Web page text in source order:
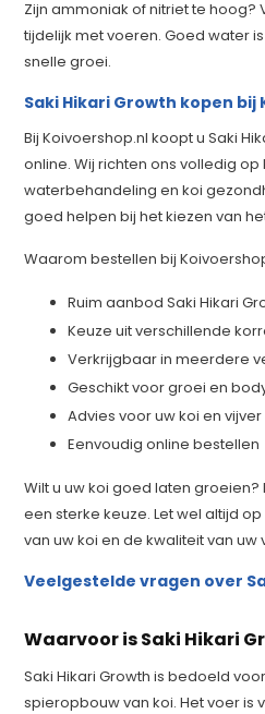
Zijn ammoniak of nitriet te hoog?
tijdelijk met voeren. Goed water
snelle groei.
Saki Hikari Growth kopen bij
Bij Koivoershop.nl koopt u Saki
online. Wij richten ons volledig op
waterbehandeling en koi
goed helpen bij het kiezen van
Waarom bestellen bij
Ruim aanbod Saki Hikari
Keuze uit verschillende
Verkrijgbaar in meerdere
Geschikt voor groei en
Advies voor uw koi en vijver
Eenvoudig online bestellen
Wilt u uw koi goed laten groeien?
een sterke keuze. Let wel altijd
van uw koi en de kwaliteit van uw
Veelgestelde vragen over
Waarvoor is Saki Hikari
Saki Hikari Growth is bedoeld
spieropbouw van koi. Het voer is